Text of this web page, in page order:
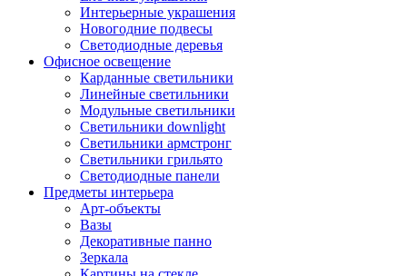
Интерьерные украшения
Новогодние подвесы
Светодиодные деревья
Офисное освещение
Карданные светильники
Линейные светильники
Модульные светильники
Светильники downlight
Светильники армстронг
Светильники грильято
Светодиодные панели
Предметы интерьера
Арт-объекты
Вазы
Декоративные панно
Зеркала